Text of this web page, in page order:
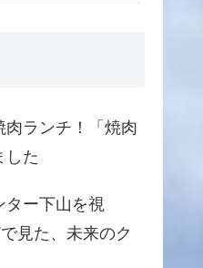
ランチ！「焼肉
した
ター下山を視
見た、未来のク